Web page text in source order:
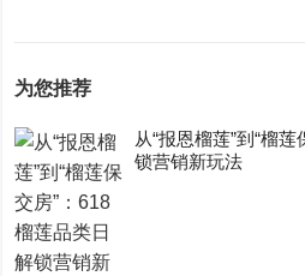
为您推荐
从“报恩榴莲”到“榴
锁营销新玩法